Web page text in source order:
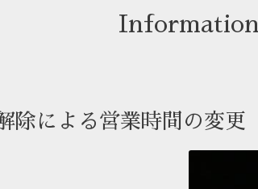
Information
除による営業時間の変更